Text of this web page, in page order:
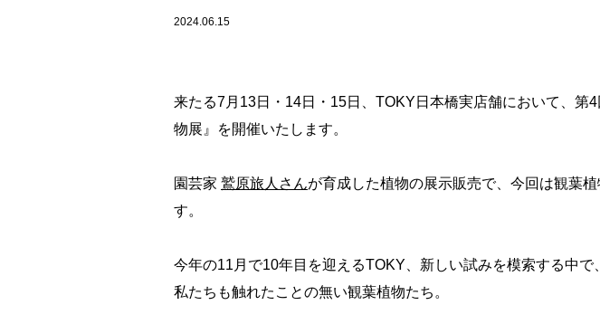
2024.06.15
来たる7月13日・14日・15日、TOKY日本橋実店舗において、第
物展』を開催いたします。
園芸家 鷲原旅人さんが育成した植物の展示販売で、今回は観葉
す。
今年の11月で10年目を迎えるTOKY、新しい試みを模索する中で
私たちも触れたことの無い観葉植物たち。